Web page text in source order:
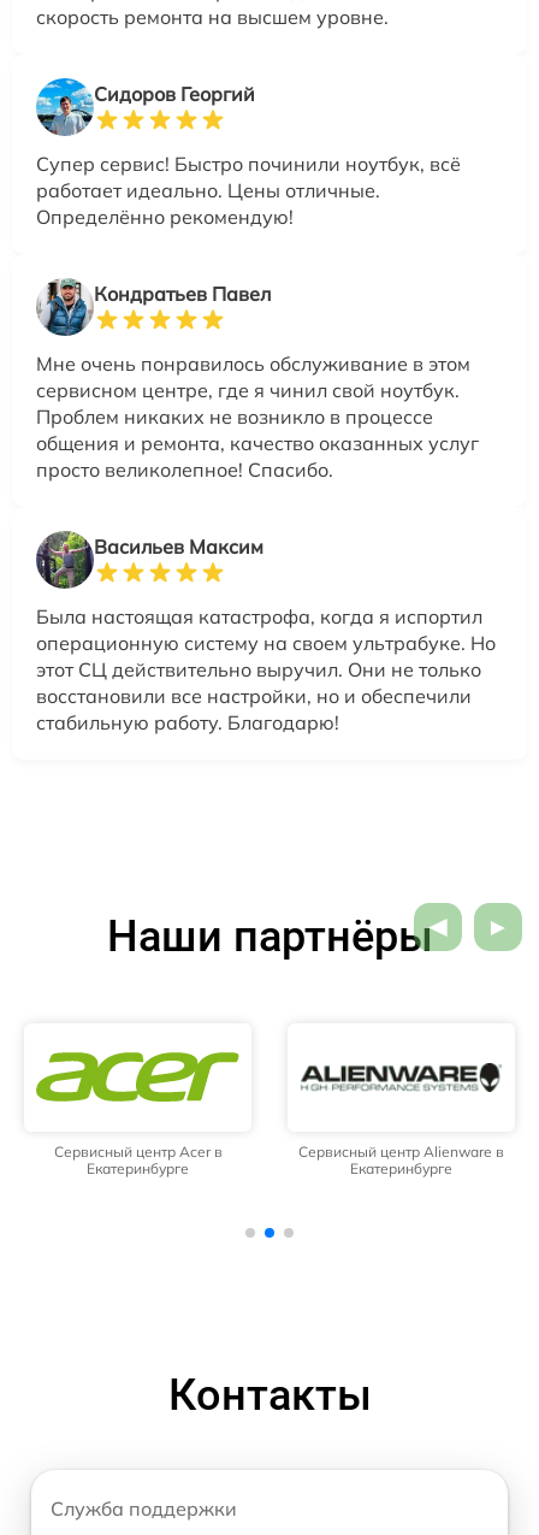
скорость ремонта на высшем уровне.
Сидоров Георгий
Супер сервис! Быстро починили ноутбук, всё
работает идеально. Цены отличные.
Определённо рекомендую!
Кондратьев Павел
Мне очень понравилось обслуживание в этом
сервисном центре, где я чинил свой ноутбук.
Проблем никаких не возникло в процессе
общения и ремонта, качество оказанных услуг
просто великолепное! Спасибо.
Васильев Максим
Была настоящая катастрофа, когда я испортил
операционную систему на своем ультрабуке. Но
этот СЦ действительно выручил. Они не только
восстановили все настройки, но и обеспечили
стабильную работу. Благодарю!
Наши партнёры
Сервисный центр Acer в
Екатеринбурге
Сервисный центр Alienware в
Екатеринбурге
Контакты
Служба поддержки